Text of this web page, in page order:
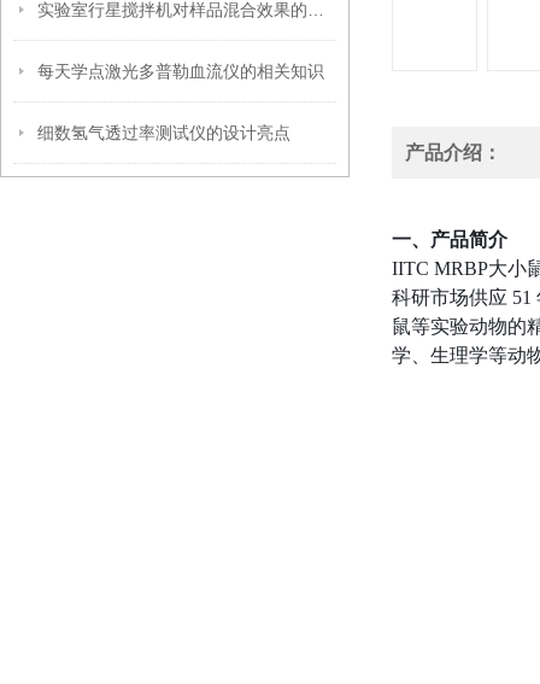
每天学点激光多普勒血流仪的相关知识
细数氢气透过率测试仪的设计亮点
产品介绍：
一、产品简介
IITC MRBP大小
科研市场供应 51
鼠等实验动物的
学、生理学等动